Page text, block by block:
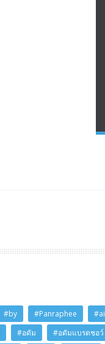
#by #Panraphee #ai
#อดัม #อดัมแบรดชอว์